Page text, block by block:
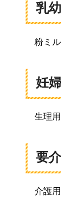
乳
粉ミ
妊
生理
要
介護